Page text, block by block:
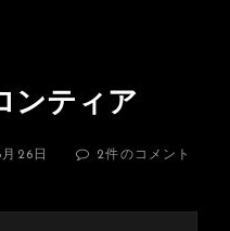
ンティア
26日
新
ギ
2件のコメント